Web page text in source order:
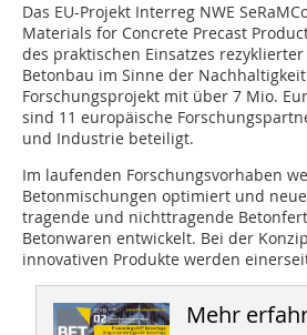
Das EU-Projekt Interreg NWE
Materials for Concrete Precast
des praktischen Einsatzes
Betonbau im Sinne der
Forschungsprojekt mit über 7 Mio.
sind 11 europäische
und Industrie beteiligt.
Im laufenden Forschungsvorhaben
Betonmischungen optimiert und
tragende und nichttragende
Betonwaren entwickelt. Bei der
innovativen Produkte werden
Mehr